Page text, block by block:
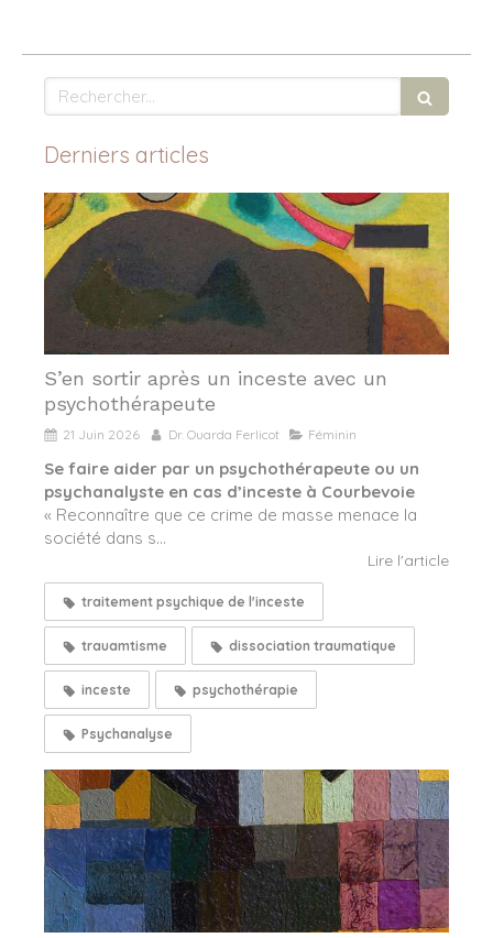
Rechercher
Derniers articles
S’en sortir après un inceste avec un
psychothérapeute
21 Juin 2026 Dr. Ouarda Ferlicot Féminin
Se faire aider par un psychothérapeute ou un
psychanalyste en cas d’inceste à Courbevoie
« Reconnaître que ce crime de masse menace la
société dans s...
Lire l'article
traitement psychique de l'inceste
trauamtisme dissociation traumatique
inceste psychothérapie
Psychanalyse